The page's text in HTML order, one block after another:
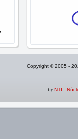
Copyright © 2005 -
by NTI -